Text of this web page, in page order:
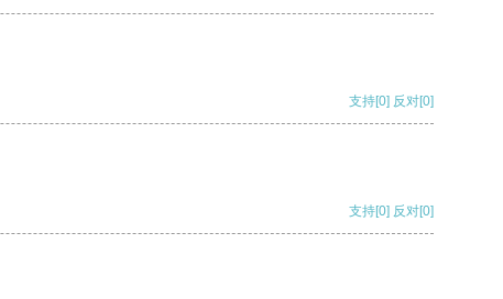
支持[0] 反对[0]
支持[0] 反对[0]